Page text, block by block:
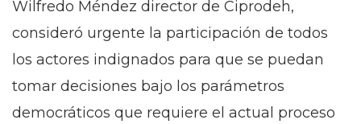
Wilfredo Méndez director de Ciprodeh,
consideró urgente la participación de todos
los actores indignados para que se puedan
tomar decisiones bajo los parámetros
democráticos que requiere el actual proceso